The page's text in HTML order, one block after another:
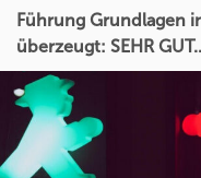
Führung Grundlagen
überzeugt: SEHR